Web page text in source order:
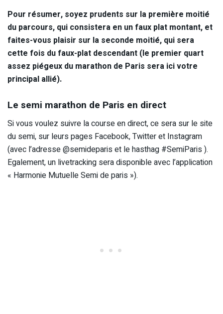
Pour résumer, soyez prudents sur la première moitié
du parcours, qui consistera en un faux plat montant, et
faites-vous plaisir sur la seconde moitié, qui sera
cette fois du faux-plat descendant (le premier quart
assez piégeux du marathon de Paris sera ici votre
principal allié).
Le semi marathon de Paris en direct
Si vous voulez suivre la course en direct, ce sera sur le site
du semi, sur leurs pages Facebook, Twitter et Instagram
(avec l’adresse @semideparis et le hasthag #SemiParis ).
Egalement, un livetracking sera disponible avec l’application
« Harmonie Mutuelle Semi de paris »).